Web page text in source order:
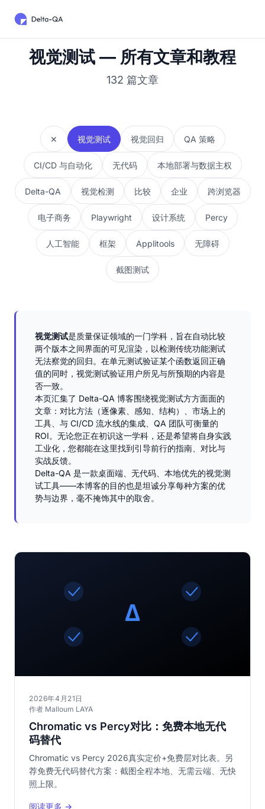
视觉测试 — 所有文章和教程
132 篇文章
✕ 视觉测试 视觉回归 QA 策略
CI/CD 与自动化 无代码 本地部署与数据主权
Delta-QA 视觉检测 比较 企业 跨浏览器
电子商务 Playwright 设计系统 Percy
人工智能 框架 Applitools 无障碍
截图测试
视觉测试是质量保证领域的一门学科，旨在自动比较
两个版本之间界面的可见渲染，以检测传统功能测试
无法察觉的回归。在单元测试验证某个函数返回正确
值的同时，视觉测试验证用户所见与所预期的内容是
否一致。
本页汇集了 Delta-QA 博客围绕视觉测试方方面面的
文章：对比方法（逐像素、感知、结构）、市场上的
工具、与 CI/CD 流水线的集成、QA 团队可衡量的
ROI。无论您正在初识这一学科，还是希望将自身实践
工业化，您都能在这里找到引导前行的指南、对比与
实战反馈。
Delta-QA 是一款桌面端、无代码、本地优先的视觉测
试工具——本博客的目的也是坦诚分享每种方案的优
势与边界，毫不掩饰其中的取舍。
2026年4月21日
作者 Malloum LAYA
Chromatic vs Percy对比：免费本地无代
码替代
Chromatic vs Percy 2026真实定价+免费层对比表。另
荐免费无代码替代方案：截图全程本地、无需云端、无快
照上限。
阅读更多 →